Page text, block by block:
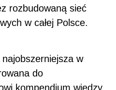
rozbudowaną sieć
w całej Polsce.
najobszerniejsza w
do
kompendium wiedzy